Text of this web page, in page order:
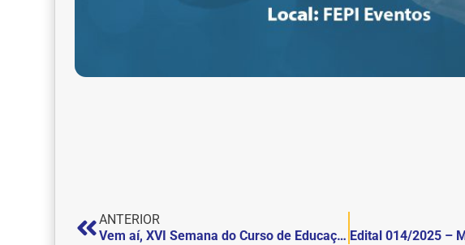
ANTERIOR
Vem aí, XVI Semana do Curso de Educação Física